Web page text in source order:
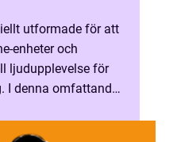
utformade för att
enheter och
ljudupplevelse för
I denna omfattande